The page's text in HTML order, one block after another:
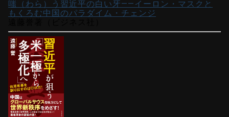
嗤（わら）う習近平の白い牙――イーロン・マスクと
もくろむ中国のパラダイム・チェンジ